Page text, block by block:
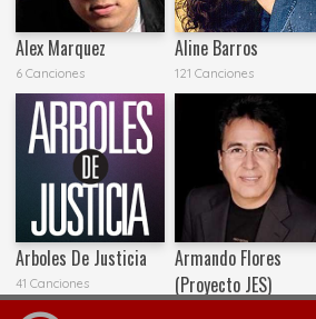
Alex Marquez
6 Canciones
Aline Barros
121 Canciones
Arboles De Justicia
41 Canciones
Armando Flores
(Proyecto JES)